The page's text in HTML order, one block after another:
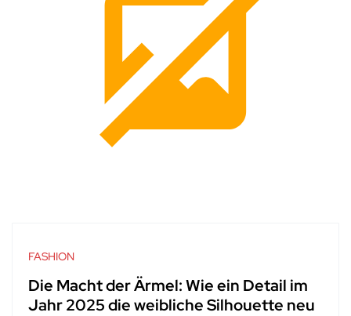
FASHION
Die Macht der Ärmel: Wie ein Detail im
Jahr 2025 die weibliche Silhouette neu